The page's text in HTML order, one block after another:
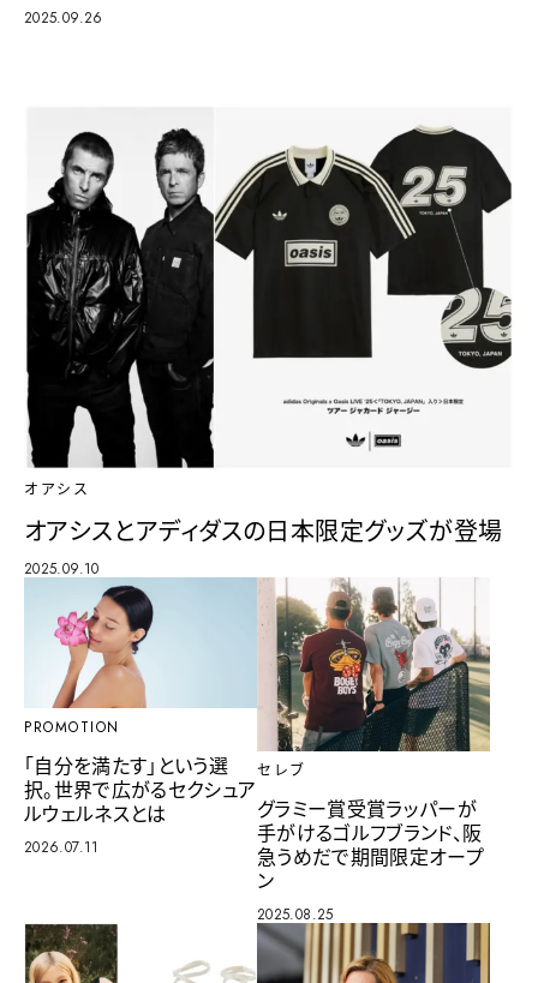
2025.09.26
オアシス
オアシスとアディダスの日本限定グッズが登場
2025.09.10
PROMOTION
「自分を満たす」という選
択。世界で広がるセクシュア
ルウェルネスとは
2026.07.11
セレブ
グラミー賞受賞ラッパーが
手がけるゴルフブランド、阪
急うめだで期間限定オープ
ン
2025.08.25